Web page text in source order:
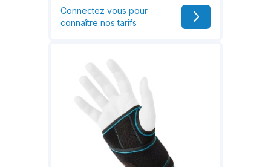
Connectez vous pour
connaître nos tarifs